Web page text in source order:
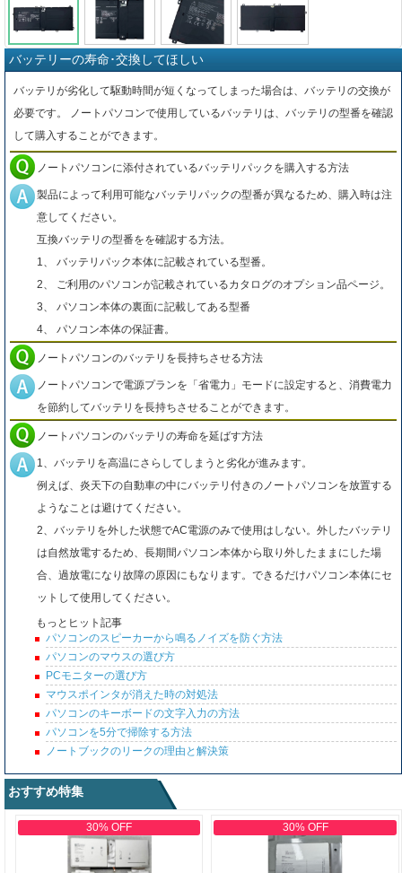
バッテリーの寿命･交換してほしい
バッテリが劣化して駆動時間が短くなってしまった場合は、バッテリの交換が
必要です。 ノートパソコンで使用しているバッテリは、バッテリの型番を確認
して購入することができます。
ノートパソコンに添付されているバッテリパックを購入する方法
製品によって利用可能なバッテリパックの型番が異なるため、購入時は注
意してください。
互換バッテリの型番をを確認する方法。
1、 バッテリパック本体に記載されている型番。
2、 ご利用のパソコンが記載されているカタログのオプション品ページ。
3、 パソコン本体の裏面に記載してある型番
4、 パソコン本体の保証書。
ノートパソコンのバッテリを長持ちさせる方法
ノートパソコンで電源プランを「省電力」モードに設定すると、消費電力
を節約してバッテリを長持ちさせることができます。
ノートパソコンのバッテリの寿命を延ばす方法
1、バッテリを高温にさらしてしまうと劣化が進みます。
例えば、炎天下の自動車の中にバッテリ付きのノートパソコンを放置する
ようなことは避けてください。
2、バッテリを外した状態でAC電源のみで使用はしない。外したバッテリ
は自然放電するため、長期間パソコン本体から取り外したままにした場
合、過放電になり故障の原因にもなります。できるだけパソコン本体にセ
ットして使用してください。
もっとヒット記事
パソコンのスピーカーから鳴るノイズを防ぐ方法
パソコンのマウスの選び方
PCモニターの選び方
マウスポインタが消えた時の対処法
パソコンのキーボードの文字入力の方法
パソコンを5分で掃除する方法
ノートブックのリークの理由と解決策
おすすめ特集
30% OFF 30% OFF